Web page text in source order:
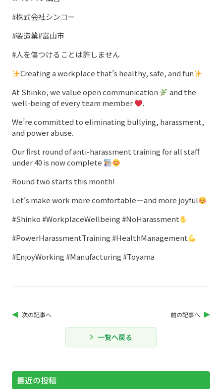
#株式会社シンコー
#製造業#富山市
#人を傷つけることは許しません
Creating a workplace that’s healthy, safe, and fun
At Shinko, we value open communication
and the
well-being of every team member
‍.
We’re committed to eliminating bullying, harassment,
and power abuse.
Our first round of anti-harassment training for all staff
under 40 is now complete
Round two starts this month!
Let’s make work more comfortable—and more joyful
#Shinko #WorkplaceWellbeing #NoHarassment
#PowerHarassmentTraining #HealthManagement
#EnjoyWorking #Manufacturing #Toyama
前の記事へ
次の記事へ
一覧へ戻る
最近の投稿